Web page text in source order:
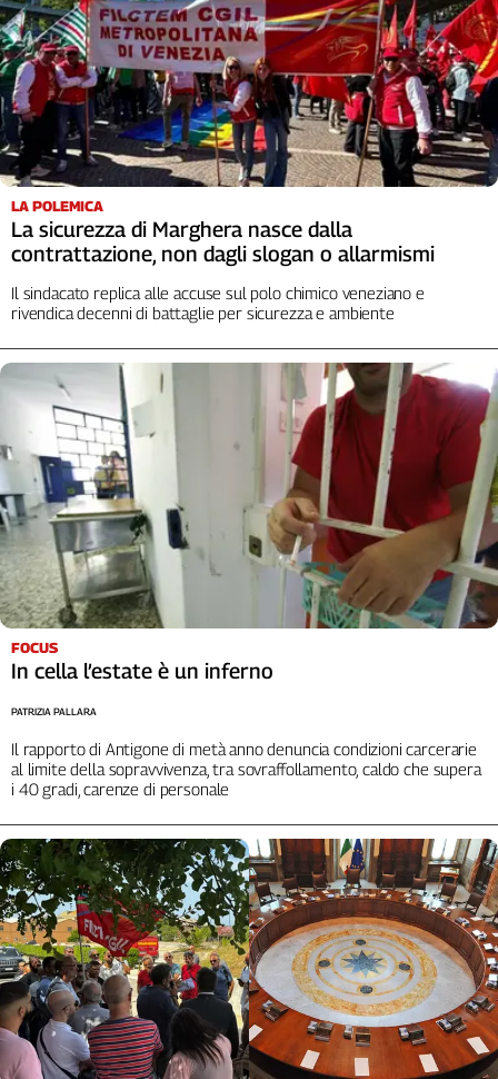
Liguria
Lombardia
Marche
Piemonte
Puglia
Sardegna
Sicilia
Toscana
Trentino
Umbria
Valle
D'Aosta
Veneto
Archivio
Storico
1955-
2014
Cerca
Contatti
La
Newsletter
LA POLEMICA
La sicurezza di Marghera nasce dalla
contrattazione, non dagli slogan o allarmismi
Il sindacato replica alle accuse sul polo chimico veneziano e
rivendica decenni di battaglie per sicurezza e ambiente
FOCUS
In cella l’estate è un inferno
Il rapporto di Antigone di metà anno denuncia condizioni carcerarie
al limite della sopravvivenza, tra sovraffollamento, caldo che supera
i 40 gradi, carenze di personale
PATRIZIA PALLARA